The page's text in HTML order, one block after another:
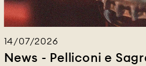
14/07/2026
News - Pelliconi e